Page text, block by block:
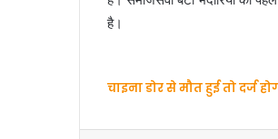
है।
चाइना डोर से मौत हुई तो दर्ज